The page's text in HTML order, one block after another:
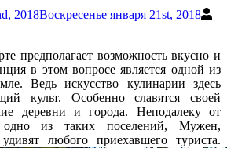
2018Воскресенье января 21st, 2018
предполагает возможность вкусно и
в этом вопросе является одной из
Ведь искусство кулинарии здесь
культ. Особенно славятся своей
деревни и города. Неподалеку от
из таких поселений, Мужен,
любого приехавшего туриста.